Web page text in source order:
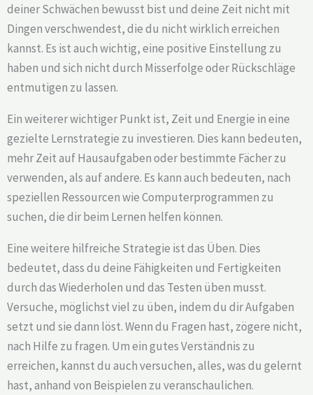
deiner Schwächen bewusst bist und deine Zeit nicht mit
Dingen verschwendest, die du nicht wirklich erreichen
kannst. Es ist auch wichtig, eine positive Einstellung zu
haben und sich nicht durch Misserfolge oder Rückschläge
entmutigen zu lassen.
Ein weiterer wichtiger Punkt ist, Zeit und Energie in eine
gezielte Lernstrategie zu investieren. Dies kann bedeuten,
mehr Zeit auf Hausaufgaben oder bestimmte Fächer zu
verwenden, als auf andere. Es kann auch bedeuten, nach
speziellen Ressourcen wie Computerprogrammen zu
suchen, die dir beim Lernen helfen können.
Eine weitere hilfreiche Strategie ist das Üben. Dies
bedeutet, dass du deine Fähigkeiten und Fertigkeiten
durch das Wiederholen und das Testen üben musst.
Versuche, möglichst viel zu üben, indem du dir Aufgaben
setzt und sie dann löst. Wenn du Fragen hast, zögere nicht,
nach Hilfe zu fragen. Um ein gutes Verständnis zu
erreichen, kannst du auch versuchen, alles, was du gelernt
hast, anhand von Beispielen zu veranschaulichen.